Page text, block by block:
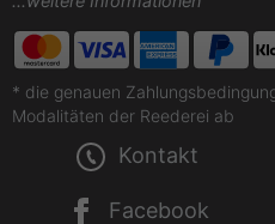
* die genauen
Modalitäten der Reederei ab
Kontakt
Facebook